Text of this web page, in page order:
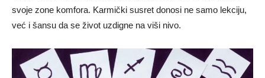
svoje zone komfora. Karmički susret donosi ne samo lekciju,
već i šansu da se život uzdigne na viši nivo.